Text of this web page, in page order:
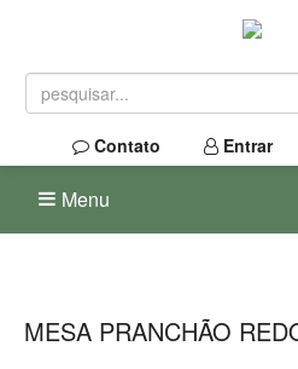
Contato Entrar
Menu
MESA PRANCHÃO